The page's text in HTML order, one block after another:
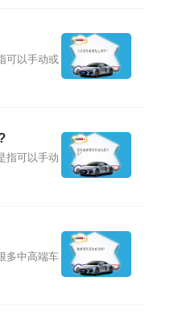
可以手动或
指可以手动
多中高端车